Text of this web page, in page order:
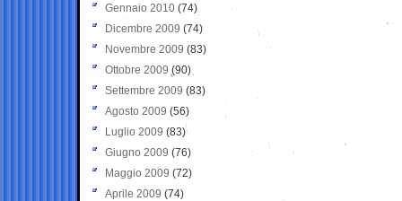
Gennaio 2010 (74)
Dicembre 2009 (74)
Novembre 2009 (83)
Ottobre 2009 (90)
Settembre 2009 (83)
Agosto 2009 (56)
Luglio 2009 (83)
Giugno 2009 (76)
Maggio 2009 (72)
Aprile 2009 (74)